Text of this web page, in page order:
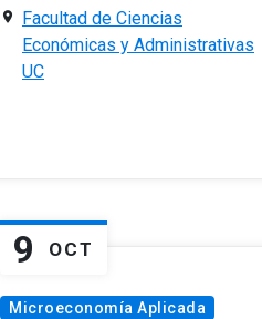
Facultad de Ciencias
Económicas y Administrativas
UC
9 OCT
Microeconomía Aplicada